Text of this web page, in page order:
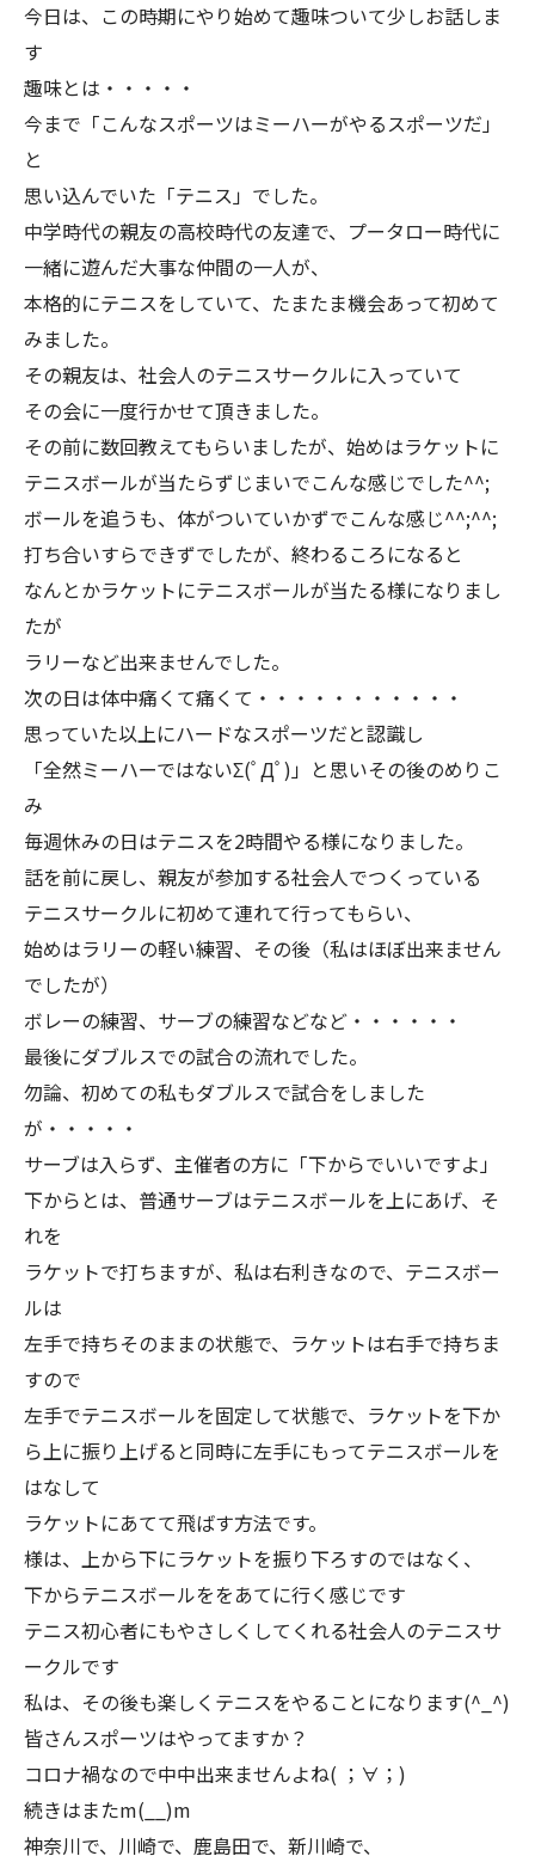
今日は、この時期にやり始めて趣味ついて少しお話しま
す
趣味とは・・・・・
今まで「こんなスポーツはミーハーがやるスポーツだ」
と
思い込んでいた「テニス」でした。
中学時代の親友の高校時代の友達で、プータロー時代に
一緒に遊んだ大事な仲間の一人が、
本格的にテニスをしていて、たまたま機会あって初めて
みました。
その親友は、社会人のテニスサークルに入っていて
その会に一度行かせて頂きました。
その前に数回教えてもらいましたが、始めはラケットに
テニスボールが当たらずじまいでこんな感じでした^^;
ボールを追うも、体がついていかずでこんな感じ^^;^^;
打ち合いすらできずでしたが、終わるころになると
なんとかラケットにテニスボールが当たる様になりまし
たが
ラリーなど出来ませんでした。
次の日は体中痛くて痛くて・・・・・・・・・・・
思っていた以上にハードなスポーツだと認識し
「全然ミーハーではないΣ(ﾟДﾟ)」と思いその後のめりこ
み
毎週休みの日はテニスを2時間やる様になりました。
話を前に戻し、親友が参加する社会人でつくっている
テニスサークルに初めて連れて行ってもらい、
始めはラリーの軽い練習、その後（私はほぼ出来ません
でしたが）
ボレーの練習、サーブの練習などなど・・・・・・
最後にダブルスでの試合の流れでした。
勿論、初めての私もダブルスで試合をしました
が・・・・・
サーブは入らず、主催者の方に「下からでいいですよ」
下からとは、普通サーブはテニスボールを上にあげ、そ
れを
ラケットで打ちますが、私は右利きなので、テニスボー
ルは
左手で持ちそのままの状態で、ラケットは右手で持ちま
すので
左手でテニスボールを固定して状態で、ラケットを下か
ら上に振り上げると同時に左手にもってテニスボールを
はなして
ラケットにあてて飛ばす方法です。
様は、上から下にラケットを振り下ろすのではなく、
下からテニスボールををあてに行く感じです
テニス初心者にもやさしくしてくれる社会人のテニスサ
ークルです
私は、その後も楽しくテニスをやることになります(^_^)
皆さんスポーツはやってますか？
コロナ禍なので中中出来ませんよね( ；∀；)
続きはまたm(__)m
神奈川で、川崎で、鹿島田で、新川崎で、